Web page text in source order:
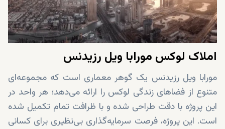
املاک لوکس مورابا ویل رزیدنس‌
مورابا ویل رزیدنس یک گوهر معماری است که مجموعه‌ای
متنوع از فضاهای زندگی لوکس را ارائه می‌دهد؛ هر واحد در
این پروژه با دقت طراحی شده و با ظرافت تمام تکمیل شده
است. این پروژه، فرصت سرمایه‌گذاری بی‌نظیری برای کسانی‌